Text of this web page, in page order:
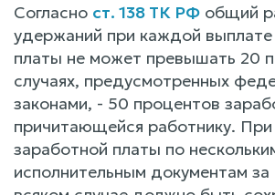
Согласно ст. 138 ТК РФ общий
удержаний при каждой выплате
платы не может превышать 20
случаях, предусмотренных
законами, - 50 процентов
причитающейся работнику.
заработной платы по
исполнительным документам